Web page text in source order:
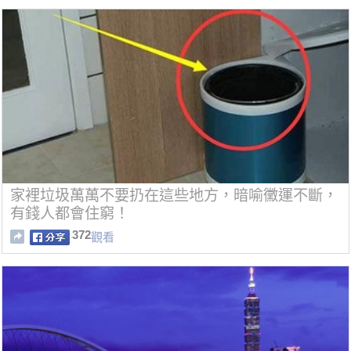
家裡垃圾萬萬不要扔在這些地方，暗喻黴運不斷，
有錢人都會住窮！
372觀看